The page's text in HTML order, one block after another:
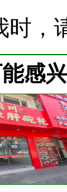
时，
感